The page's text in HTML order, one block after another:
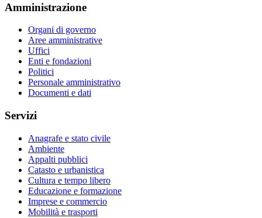
Amministrazione
Organi di governo
Aree amministrative
Uffici
Enti e fondazioni
Politici
Personale amministrativo
Documenti e dati
Servizi
Anagrafe e stato civile
Ambiente
Appalti pubblici
Catasto e urbanistica
Cultura e tempo libero
Educazione e formazione
Imprese e commercio
Mobilità e trasporti